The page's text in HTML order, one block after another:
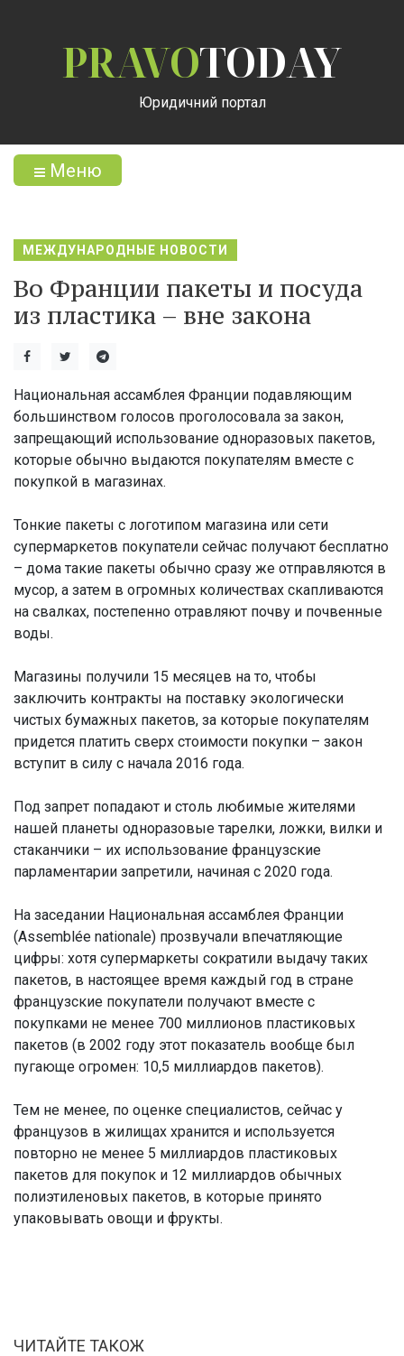
PRAVOTODAY
Юридичний портал
Меню
МЕЖДУНАРОДНЫЕ НОВОСТИ
Во Франции пакеты и посуда
из пластика – вне закона
Национальная ассамблея Франции подавляющим
большинством голосов проголосовала за закон,
запрещающий использование одноразовых пакетов,
которые обычно выдаются покупателям вместе с
покупкой в магазинах.
Тонкие пакеты с логотипом магазина или сети
супермаркетов покупатели сейчас получают бесплатно
– дома такие пакеты обычно сразу же отправляются в
мусор, а затем в огромных количествах скапливаются
на свалках, постепенно отравляют почву и почвенные
воды.
Магазины получили 15 месяцев на то, чтобы
заключить контракты на поставку экологически
чистых бумажных пакетов, за которые покупателям
придется платить сверх стоимости покупки – закон
вступит в силу с начала 2016 года.
Под запрет попадают и столь любимые жителями
нашей планеты одноразовые тарелки, ложки, вилки и
стаканчики – их использование французские
парламентарии запретили, начиная с 2020 года.
На заседании Национальная ассамблея Франции
(Assemblée nationale) прозвучали впечатляющие
цифры: хотя супермаркеты сократили выдачу таких
пакетов, в настоящее время каждый год в стране
французские покупатели получают вместе с
покупками не менее 700 миллионов пластиковых
пакетов (в 2002 году этот показатель вообще был
пугающе огромен: 10,5 миллиардов пакетов).
Тем не менее, по оценке специалистов, сейчас у
французов в жилищах хранится и используется
повторно не менее 5 миллиардов пластиковых
пакетов для покупок и 12 миллиардов обычных
полиэтиленовых пакетов, в которые принято
упаковывать овощи и фрукты.
ЧИТАЙТЕ ТАКОЖ